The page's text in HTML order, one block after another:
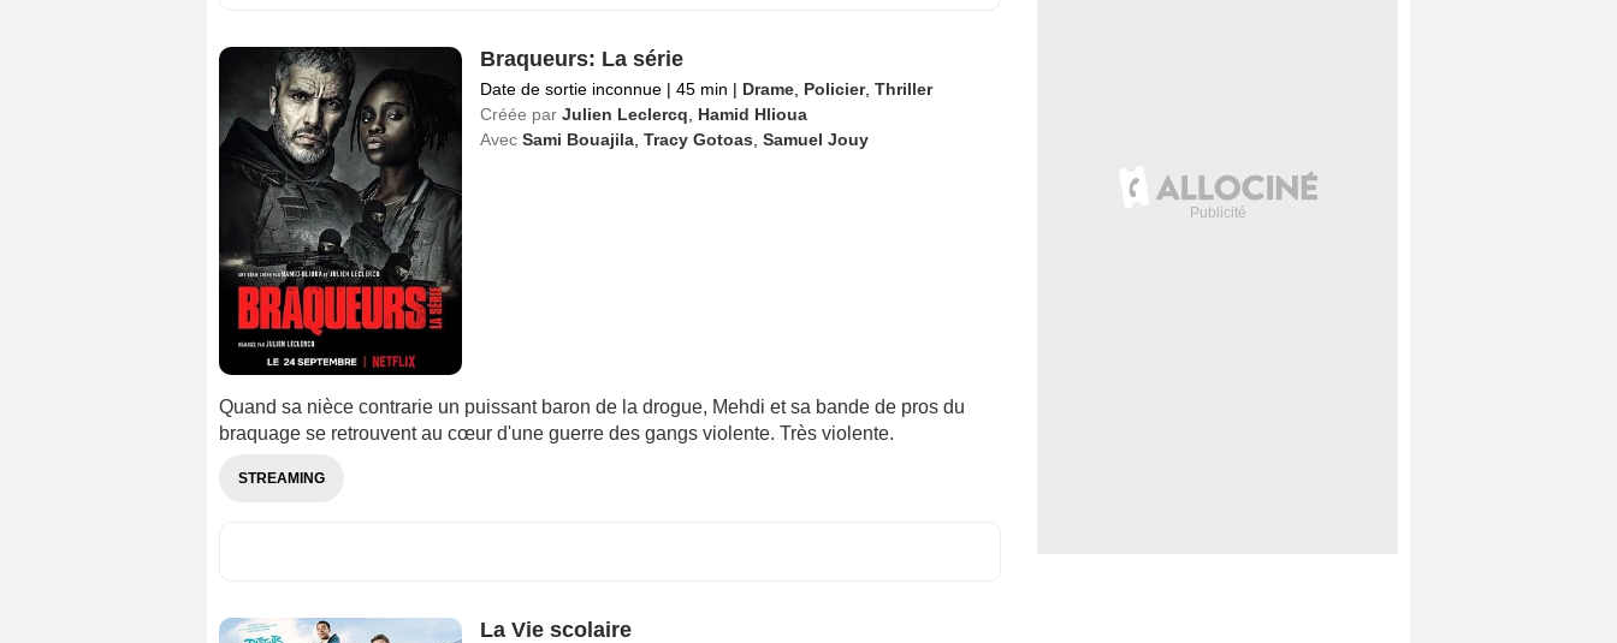
Braqueurs: La série
Date de sortie inconnue | 45 min | Drame, Policier, Thriller
Créée par Julien Leclercq
Hamid Hlioua
Avec Sami Bouajila, Tracy Gotoas Samuel Jouy
Quand sa nièce contrarie un puissant baron de la drogue, Mehdi et sa bande de pros du
braquage se retrouvent au cœur d'une guerre des gangs violente. Très violente.
STREAMING
La Vie scolaire